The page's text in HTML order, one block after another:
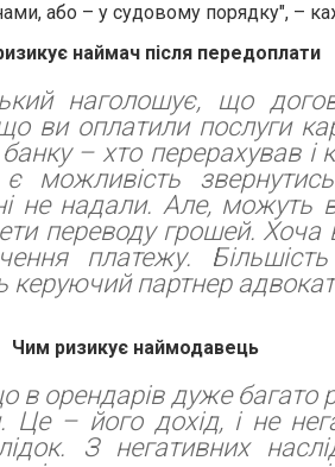
або – у судовому порядку", –
наймач після передоплати
наголошує, що
ви оплатили послуги
– хто перерахував і
є можливість
не надали. Але, можуть
переводу грошей.
платежу.
керуючий партнер
Чим ризикує наймодавець
орендарів дуже багато
Це – його дохід, і не
З негативних